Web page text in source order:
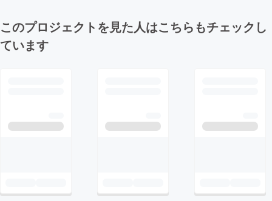
このプロジェクトを見た人はこちらもチェックし
ています